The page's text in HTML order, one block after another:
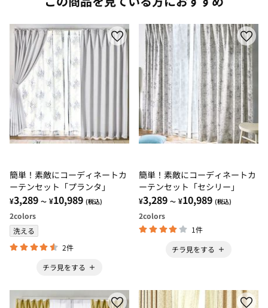
簡単！素敵にコーディネートカ
ーテンセット「プランタ」
¥3,289 ～ ¥10,989 (税込)
2colors
洗える
2件
チラ見をする
簡単！素敵にコーディネートカ
ーテンセット「セシリー」
¥3,289 ～ ¥10,989 (税込)
2colors
1件
チラ見をする